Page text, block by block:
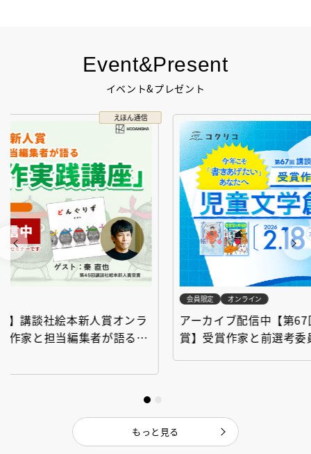
Event&Present
イベント&プレゼント
コクリコ
アーカイブ配信中【第67回講談社児童文学新人
賞】受賞作家と前選考委員に聞く「児童文学創
【
イ
応
もっと見る